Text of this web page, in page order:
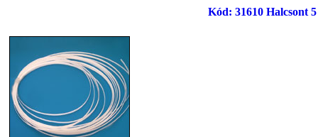
Kód: 31610 Halcsont